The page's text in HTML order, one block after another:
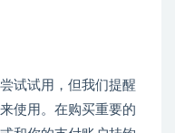
试试用，但我们提醒
使用。在购买重要的